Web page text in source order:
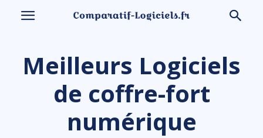
Meilleurs Logiciels
de coffre-fort
numérique